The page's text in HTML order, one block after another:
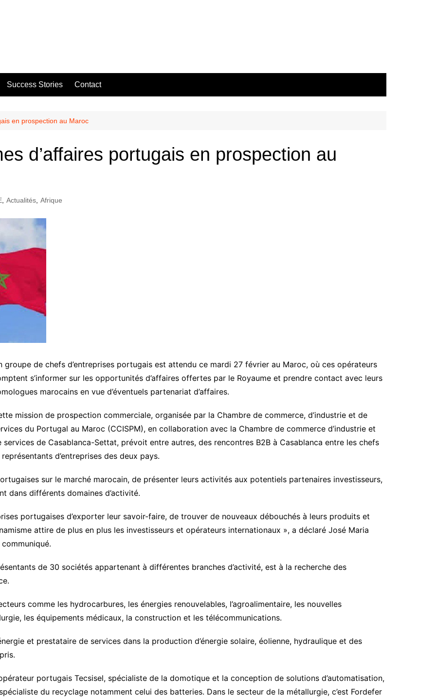
Success Stories Contact
en prospection au Maroc
d’affaires portugais en prospection au
Actualités Afrique
groupe de chefs d’entreprises portugais est attendu ce mardi 27 février au Maroc, où ces opérateurs
s’informer sur les opportunités d’affaires offertes par le Royaume et prendre contact avec leurs
marocains en vue d’éventuels partenariat d’affaires.
mission de prospection commerciale, organisée par la Chambre de commerce, d’industrie et de
du Portugal au Maroc (CCISPM), en collaboration avec la Chambre de commerce d’industrie et
services de Casablanca-Settat, prévoit entre autres, des rencontres B2B à Casablanca entre les chefs
d’entreprises des deux pays.
sur le marché marocain, de présenter leurs activités aux potentiels partenaires investisseurs,
dans différents domaines d’activité.
portugaises d’exporter leur savoir-faire, de trouver de nouveaux débouchés à leurs produits et
attire de plus en plus les investisseurs et opérateurs internationaux », a déclaré José Maria
de 30 sociétés appartenant à différentes branches d’activité, est à la recherche des
comme les hydrocarbures, les énergies renouvelables, l’agroalimentaire, les nouvelles
les équipements médicaux, la construction et les télécommunications.
et prestataire de services dans la production d’énergie solaire, éolienne, hydraulique et des
portugais Tecsisel, spécialiste de la domotique et la conception de solutions d’automatisation,
du recyclage notamment celui des batteries. Dans le secteur de la métallurgie, c’est Fordefer